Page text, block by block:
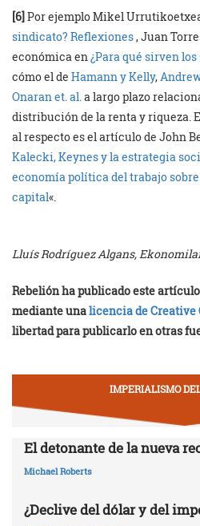
[6]Por ejemplo Mikel
sindicato? Reflexiones, Juan
económica en¿Para qué sirven
cómo el de Hamann y Kelly,
Onaran et. al.a largo plazo
distribución de la renta y riqueza.
al respecto es el artículo de John
Kalecki, Keynes y la estrategia
economía política del trabajo
capital«.
Lluís Rodríguez Algans,
Rebelión ha publicado este
mediante unalicencia de Creative
libertad para publicarlo en otras
IMPERIALISMO
El detonante de la nueva
Michael Roberts
¿Declive del dólar y del